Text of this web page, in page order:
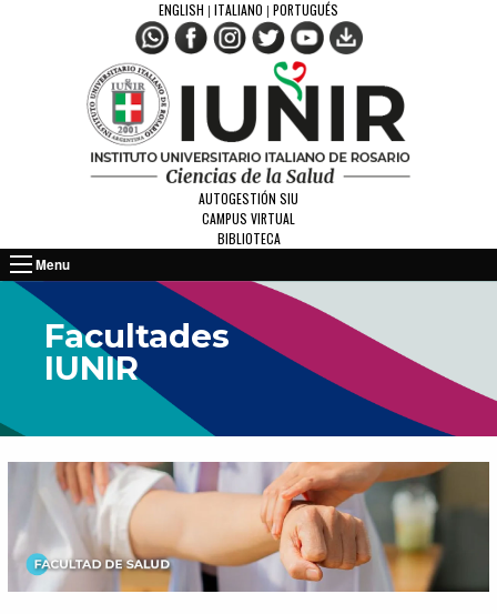
ENGLISH | ITALIANO | PORTUGUÉS
AUTOGESTIÓN SIU
CAMPUS VIRTUAL
BIBLIOTECA
Menu
Facultades
IUNIR